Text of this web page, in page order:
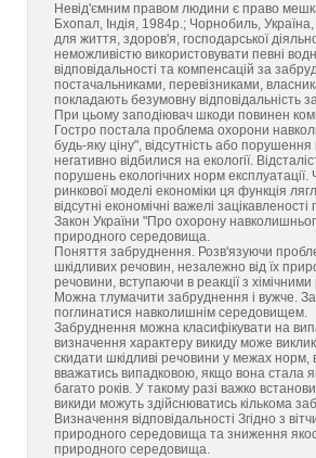
Невід'ємним правом людини є право
Бхопал, Індія, 1984р.; Чорнобиль,
для життя, здоров'я, господарської
неможливістю використовувати певні
відповідальності та компенсацій за
постачальниками, перевізниками,
покладають безумовну
При цьому заподіювач шкоди повинен
Гостро постала проблема охорони
будь-яку ціну", відсутність або
негативно відбилися на екології.
порушень екологічних норм
ринкової моделі економіки ця функція
відсутні економічні важелі
Закон України "Про охорону
природного середовища.
Поняття забруднення. Розв'язуючи
шкідливих речовин, незалежно від їх
речовини, вступаючи в реакції з
Можна тлумачити забруднення і вужче.
поглинатися навколишнім середовищем.
Забруднення можна класифікувати на
визначення характеру викиду може
скидати шкідливі речовини у межах
вважатись випадковою, якщо вона стала
багато років. У такому разі важко
викиди можуть здійснюватись кількома
Визначення відповідальності Згідно з
природного середовища та зниження
природного середовища.